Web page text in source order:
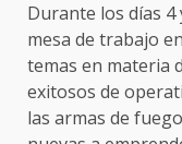
Durante los días 4
mesa de trabajo
temas en materia
exitosos de
las armas de